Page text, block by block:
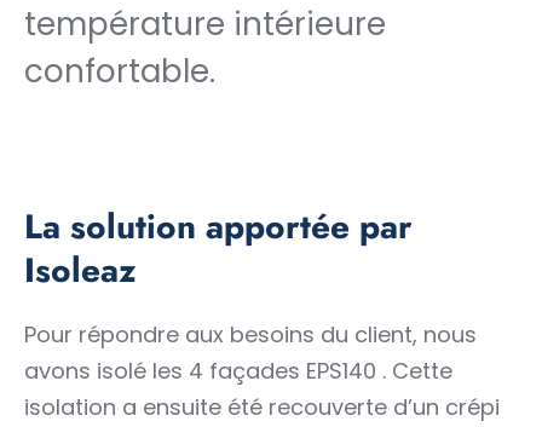
température intérieure
confortable.
La solution apportée par
Isoleaz
Pour répondre aux besoins du client, nous
avons isolé les 4 façades EPS140 . Cette
isolation a ensuite été recouverte d’un crépi